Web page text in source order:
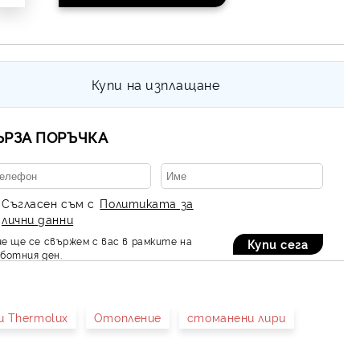
Купи на изплащане
ПОРЪЧКА
Съгласен съм с Политиката за
лични данни
ще се свържем с вас в рамките на
ден.
Thermolux Отопление стоманени лири